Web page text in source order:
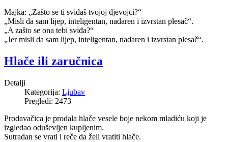
Majka: „Zašto se ti sviđaš tvojoj djevojci?“
„Misli da sam lijep, inteligentan, nadaren i izvrstan plesač“.
„A zašto se ona tebi sviđa?“
„Jer misli da sam lijep, inteligentan, nadaren i izvrstan plesač“.
Hlače ili zaručnica
Detalji
Kategorija: Ljubav
Pregledi: 2473
Prodavačica je prodala hlače vesele boje nekom mladiću koji je
izgledao oduševljen kupljenim.
Sutradan se vrati i reče da želi vratiti hlače.